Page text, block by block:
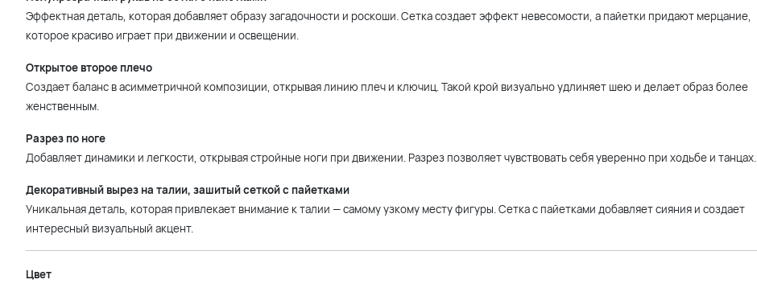
Эффектная деталь, которая добавляет образу загадочности и роскоши. Сетка создает эффект невесомости, а пайетки придают мерцание,
которое красиво играет при движении и освещении.
Открытое второе плечо
Создает баланс в асимметричной композиции, открывая линию плеч и ключиц. Такой крой визуально удлиняет шею и делает образ более
женственным.
Разрез по ноге
Добавляет динамики и легкости, открывая стройные ноги при движении. Разрез позволяет чувствовать себя уверенно при ходьбе и танцах.
Декоративный вырез на талии, зашитый сеткой с пайетками
Уникальная деталь, которая привлекает внимание к талии — самому узкому месту фигуры. Сетка с пайетками добавляет сияния и создает
интересный визуальный акцент.
Цвет